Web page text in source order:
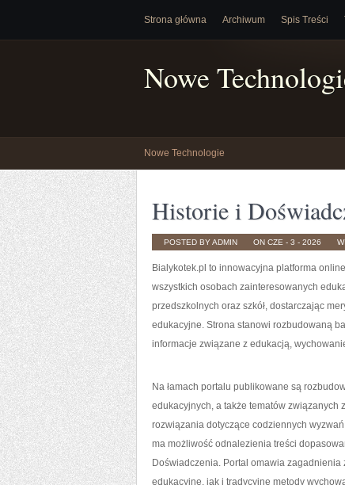
Strona główna Archiwum Spis Treści
Nowe
Nowe Technologie
Historie i
POSTED BY ADMIN ON CZE - 3 - 2026
Bialykotek.pl to innowacyjna platforma
wszystkich osobach zainteresowanych
przedszkolnych oraz szkół, dostarczając
edukacyjne. Strona stanowi rozbudowaną
informacje związane z edukacją,
Na łamach portalu publikowane są
edukacyjnych, a także tematów związanych
rozwiązania dotyczące codziennych
ma możliwość odnalezienia treści
Doświadczenia. Portal omawia
edukacyjne, jak i tradycyjne metody